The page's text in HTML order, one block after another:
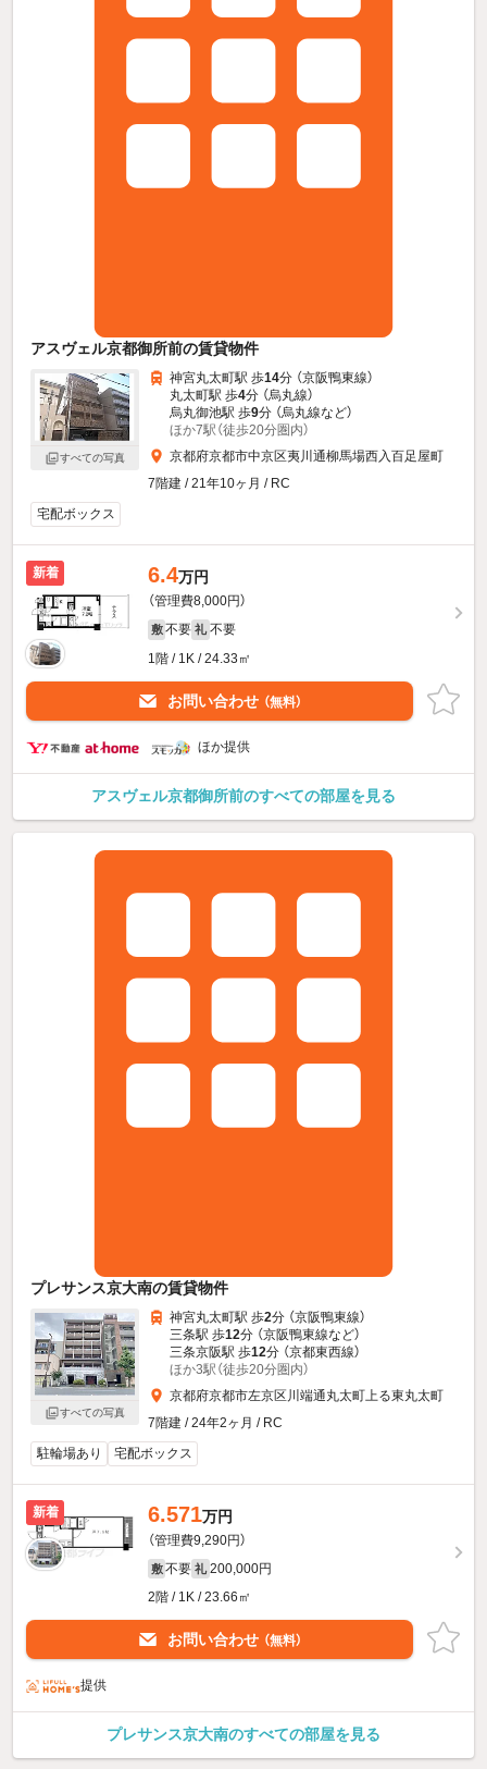
アスヴェル京都御所前の賃貸物件
すべての写真
神宮丸太町駅 歩14分 （京阪鴨東線）
丸太町駅 歩4分 （烏丸線）
烏丸御池駅 歩9分 （烏丸線など）
ほか7駅（徒歩20分圏内）
京都府京都市中京区夷川通柳馬場西入百足屋町
7階建 / 21年10ヶ月 / RC
宅配ボックス
新着 6.4万円
（管理費8,000円）
敷 不要 礼 不要
1階 / 1K / 24.33㎡
お問い合わせ （無料）
ほか提供
アスヴェル京都御所前のすべての部屋を見る
プレサンス京大南の賃貸物件
すべての写真
神宮丸太町駅 歩2分 （京阪鴨東線）
三条駅 歩12分 （京阪鴨東線など）
三条京阪駅 歩12分 （京都東西線）
ほか3駅（徒歩20分圏内）
京都府京都市左京区川端通丸太町上る東丸太町
7階建 / 24年2ヶ月 / RC
駐輪場あり
宅配ボックス
新着 6.571万円
（管理費9,290円）
敷 不要 礼 200,000円
2階 / 1K / 23.66㎡
お問い合わせ （無料）
提供
プレサンス京大南のすべての部屋を見る